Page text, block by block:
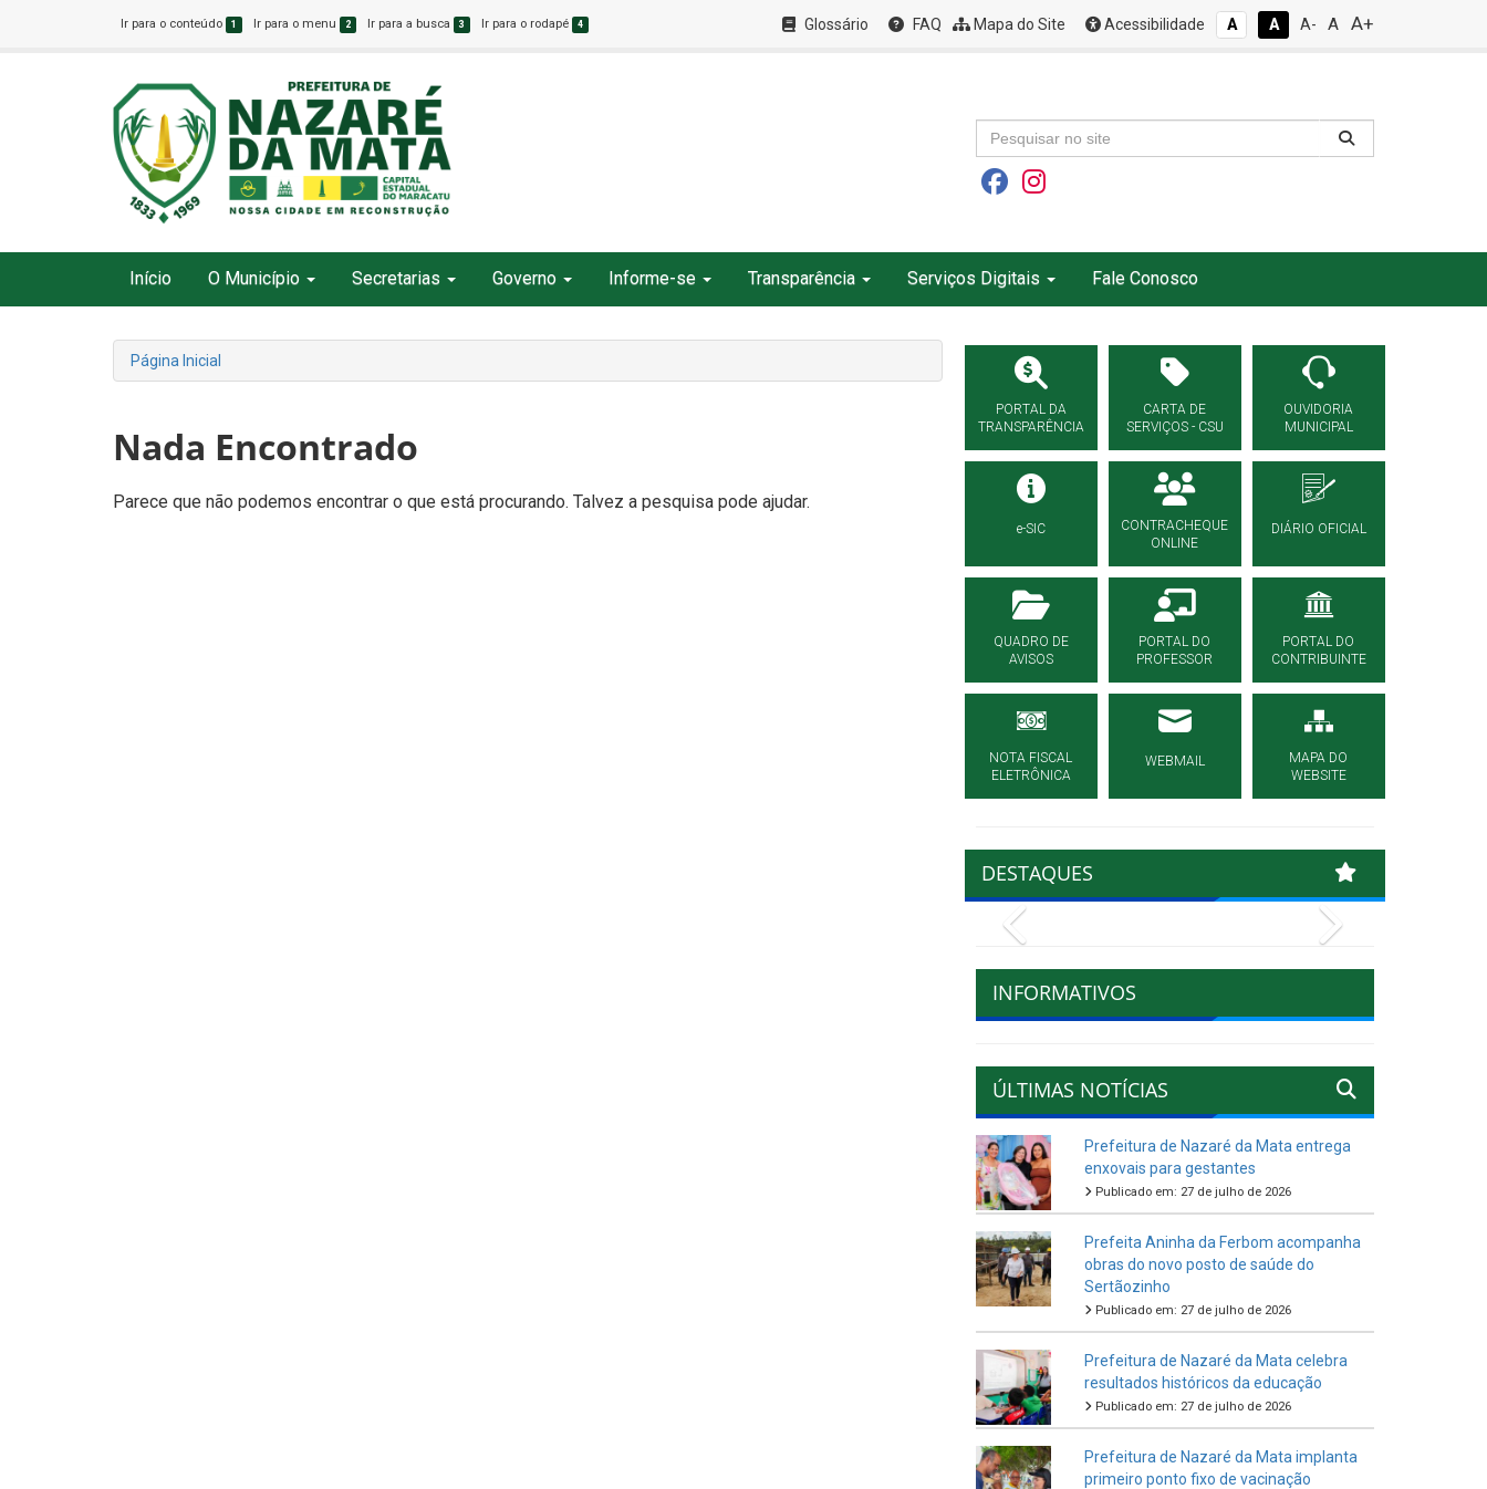
Ir para o conteúdo 1 Ir para o menu 2 Ir para a busca 3 Ir para o rodapé 4 Glossário FAQ Mapa do Site Acessibilidade A A A- A A+
Início O Município Secretarias Governo Informe-se Transparência Serviços Digitais Fale Conosco
Página Inicial
Nada Encontrado
Parece que não podemos encontrar o que está procurando. Talvez a pesquisa pode ajudar.
PORTAL DA
TRANSPARÊNCIA
CARTA DE
SERVIÇOS - CSU
OUVIDORIA
MUNICIPAL
e-SIC
CONTRACHEQUE
ONLINE
DIÁRIO OFICIAL
QUADRO DE
AVISOS
PORTAL DO
PROFESSOR
PORTAL DO
CONTRIBUINTE
NOTA FISCAL
ELETRÔNICA
WEBMAIL
MAPA DO
WEBSITE
DESTAQUES
INFORMATIVOS
ÚLTIMAS NOTÍCIAS
Prefeitura de Nazaré da Mata entrega
enxovais para gestantes
Publicado em: 27 de julho de 2026
Prefeita Aninha da Ferbom acompanha
obras do novo posto de saúde do
Sertãozinho
Publicado em: 27 de julho de 2026
Prefeitura de Nazaré da Mata celebra
resultados históricos da educação
Publicado em: 27 de julho de 2026
Prefeitura de Nazaré da Mata implanta
primeiro ponto fixo de vacinação